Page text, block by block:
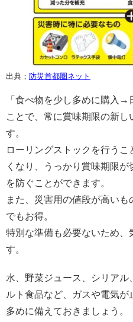
出典； 防災首都圏ネット
「食べ物を少し多めに購入
ことで、常に賞味期限の新
す。
ローリングストックを行う
くなり、うっかり賞味期限
を防ぐことができます。
また、災害用の値段が高い
でもお得。
特別な準備も必要ないため、
す。
水、野菜ジュース、シリアル
ルト食品など、ガスや電気
多めに備えておきましょう。